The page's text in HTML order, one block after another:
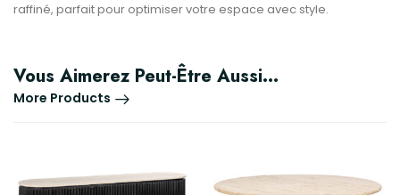
raffiné, parfait pour optimiser votre espace avec style.
Vous Aimerez Peut-Être Aussi…
More Products